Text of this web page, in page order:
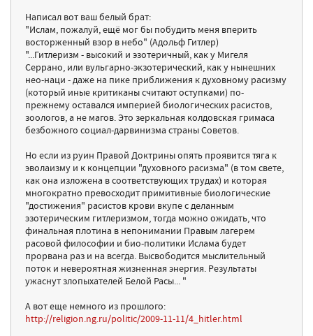
Написал вот ваш белый брат:
"Ислам, пожалуй, ещё мог бы побудить меня вперить
восторженный взор в небо" (Адольф Гитлер)
"...Гитлеризм - высокий и эзотеричный, как у Мигеля
Серрано, или вульгарно-экзотерический, как у нынешних
нео-наци - даже на пике приближения к духовному расизму
(который иные критиканы считают оступками) по-
прежнему оставался империей биологических расистов,
зоологов, а не магов. Это зеркальная колдовская гримаса
безбожного социал-дарвинизма страны Советов.
Но если из руин Правой Доктрины опять проявится тяга к
эволаизму и к концепции "духовного расизма" (в том свете,
как она изложена в соответствующих трудах) и которая
многократно превосходит примитивные биологические
"достижения" расистов крови вкупе с деланным
эзотерическим гитлеризмом, тогда можно ожидать, что
финальная плотина в непонимании Правым лагерем
расовой философии и био-политики Ислама будет
прорвана раз и на всегда. Высвободится мыслительный
поток и невероятная жизненная энергия. Результаты
ужаснут злопыхателей Белой Расы... "
А вот еще немного из прошлого:
http://religion.ng.ru/politic/2009-11-11/4_hitler.html